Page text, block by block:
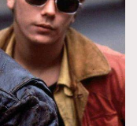
FigaroAesthetic